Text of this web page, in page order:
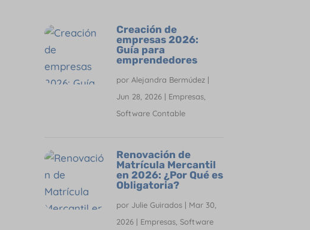
Creación de
empresas 2026:
Guía para
emprendedores
por Alejandra Bermúdez|
Jun 28, 2026| Empresas,
Software Contable
Renovación de
Matrícula Mercantil
en 2026: ¿Por Qué es
Obligatoria?
por Julie Guirados| Mar 30,
2026| Empresas, Software